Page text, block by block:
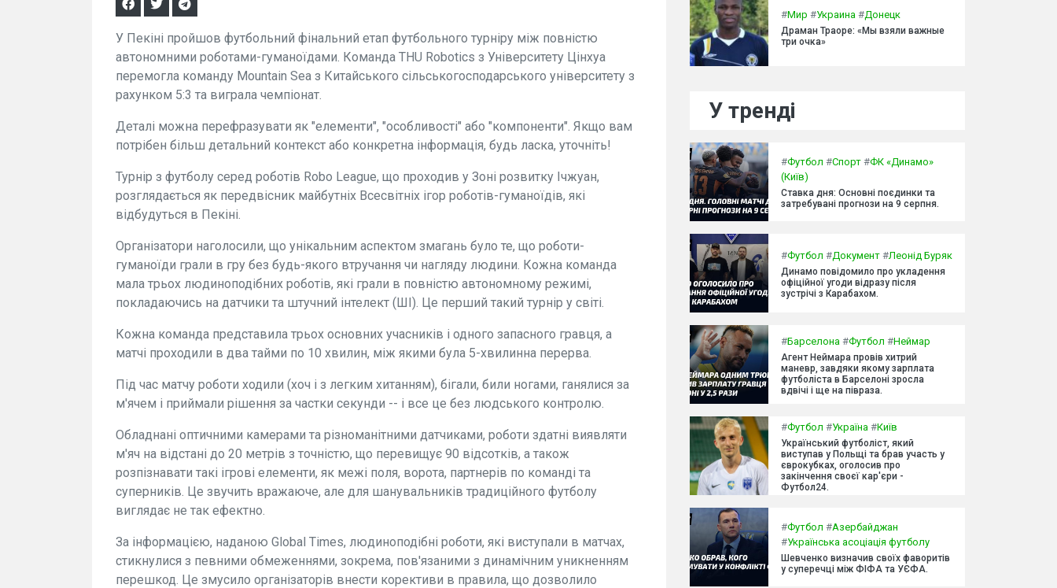
У Пекіні пройшов футбольний фінальний етап футбольного турніру між повністю
автономними роботами-гуманоїдами. Команда THU Robotics з Університету Цінхуа
перемогла команду Mountain Sea з Китайського сільськогосподарського університету з
рахунком 5:3 та виграла чемпіонат.
Деталі можна перефразувати як "елементи", "особливості" або "компоненти". Якщо вам
потрібен більш детальний контекст або конкретна інформація, будь ласка, уточніть!
Турнір з футболу серед роботів Robo League, що проходив у Зоні розвитку Ічжуан,
розглядається як передвісник майбутніх Всесвітніх ігор роботів-гуманоїдів, які
відбудуться в Пекіні.
Організатори наголосили, що унікальним аспектом змагань було те, що роботи-
гуманоїди грали в гру без будь-якого втручання чи нагляду людини. Кожна команда
мала трьох людиноподібних роботів, які грали в повністю автономному режимі,
покладаючись на датчики та штучний інтелект (ШІ). Це перший такий турнір у світі.
Кожна команда представила трьох основних учасників і одного запасного гравця, а
матчі проходили в два тайми по 10 хвилин, між якими була 5-хвилинна перерва.
Під час матчу роботи ходили (хоч і з легким хитанням), бігали, били ногами, ганялися за
м'ячем і приймали рішення за частки секунди -- і все це без людського контролю.
Обладнані оптичними камерами та різноманітними датчиками, роботи здатні виявляти
м'яч на відстані до 20 метрів з точністю, що перевищує 90 відсотків, а також
розпізнавати такі ігрові елементи, як межі поля, ворота, партнерів по команді та
суперників. Це звучить вражаюче, але для шанувальників традиційного футболу
виглядає не так ефектно.
За інформацією, наданою Global Times, людиноподібні роботи, які виступали в матчах,
стикнулися з певними обмеженнями, зокрема, пов'язаними з динамічним уникненням
перешкод. Це змусило організаторів внести корективи в правила, що дозволило
#Мир #Украина #Донецк
Драман Траоре: «Мы взяли важные
три очка»
У тренді
#Футбол #Спорт #ФК «Динамо»
(Київ)
Ставка дня: Основні поєдинки та
затребувані прогнози на 9 серпня.
#Футбол #Документ #Леонід Буряк
Динамо повідомило про укладення
офіційної угоди відразу після
зустрічі з Карабахом.
#Барселона #Футбол #Неймар
Агент Неймара провів хитрий
маневр, завдяки якому зарплата
футболіста в Барселоні зросла
вдвічі і ще на півраза.
#Футбол #Україна #Київ
Український футболіст, який
виступав у Польщі та брав участь у
єврокубках, оголосив про
закінчення своєї кар'єри -
Футбол24.
#Футбол #Азербайджан
#Українська асоціація футболу
Шевченко визначив своїх фаворитів
у суперечці між ФІФА та УЄФА.